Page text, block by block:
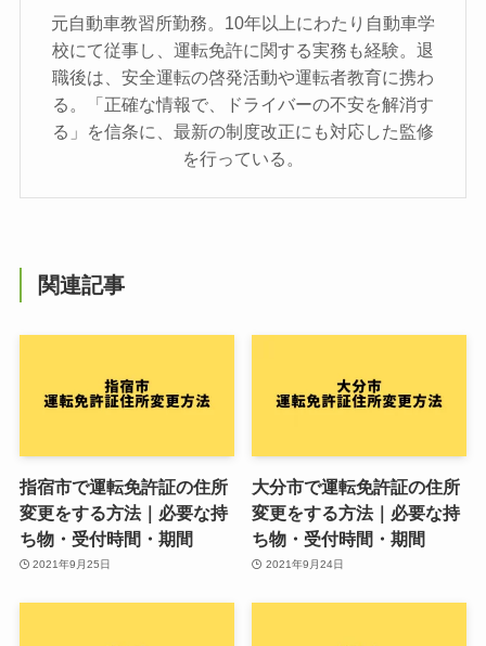
元自動車教習所勤務。10年以上にわたり自動車学
校にて従事し、運転免許に関する実務も経験。退
職後は、安全運転の啓発活動や運転者教育に携わ
る。「正確な情報で、ドライバーの不安を解消す
る」を信条に、最新の制度改正にも対応した監修
を行っている。
関連記事
指宿市で運転免許証の住所
変更をする方法｜必要な持
ち物・受付時間・期間
2021年9月25日
大分市で運転免許証の住所
変更をする方法｜必要な持
ち物・受付時間・期間
2021年9月24日